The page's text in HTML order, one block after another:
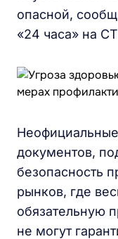
опасной,
«24 часа» на
документов,
безопасность
рынков, где
обязательную
не могут